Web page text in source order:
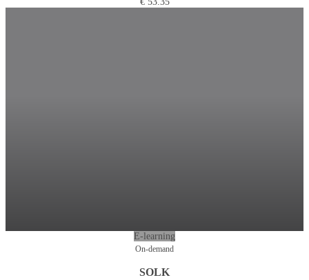
E-learning
On-demand
SOLK